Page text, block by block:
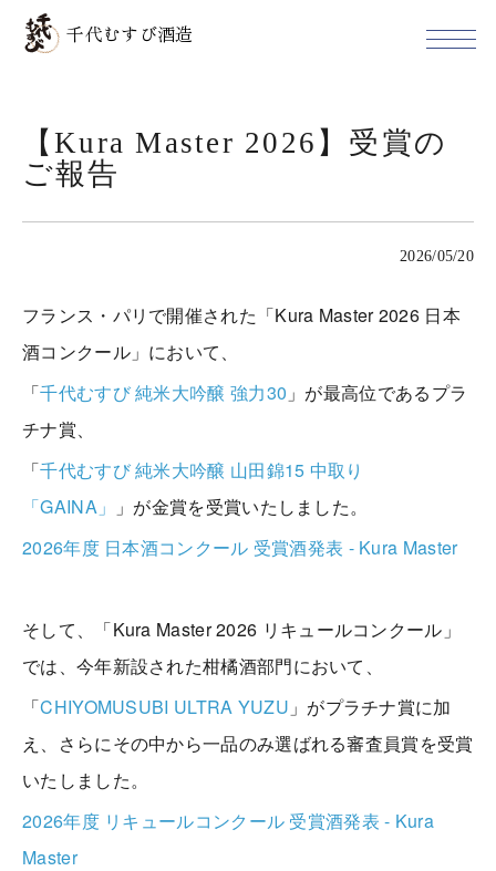
千代むすび酒造
【Kura Master 2026】受賞の
ご報告
2026/05/20
フランス・パリで開催された「Kura Master 2026 日本
酒コンクール」において、
「千代むすび 純米大吟醸 強力30 」が最高位であるプラ
チナ賞、
「千代むすび 純米大吟醸 山田錦15 中取り
「GAINA」
」が金賞を受賞いたしました。
2026年度 日本酒コンクール 受賞酒発表 - Kura Master
そして、「Kura Master 2026 リキュールコンクール」
では、今年新設された柑橘酒部門において、
「CHIYOMUSUBI ULTRA YUZU 」がプラチナ賞に加
え、さらにその中から一品のみ選ばれる審査員賞を受賞
いたしました。
2026年度 リキュールコンクール 受賞酒発表 - Kura
Master